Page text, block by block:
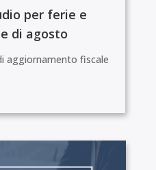
per ferie e
di agosto
aggiornamento fiscale